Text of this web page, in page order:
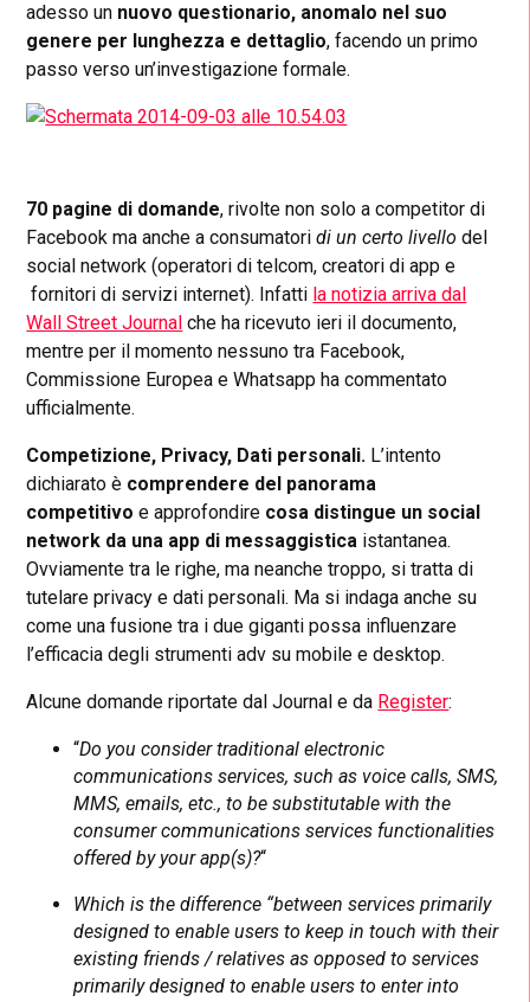
adesso un nuovo questionario, anomalo nel suo
genere per lunghezza e dettaglio, facendo un primo
passo verso un’investigazione formale.
70 pagine di domande, rivolte non solo a competitor di
Facebook ma anche a consumatoridi un certo livello del
social network (operatori di telcom, creatori di app e
fornitori di servizi internet). Infatti la notizia arriva dal
Wall Street Journal che ha ricevuto ieri il documento,
mentre per il momento nessuno tra Facebook,
Commissione Europea e Whatsapp ha commentato
ufficialmente.
Competizione, Privacy, Dati personali. L’intento
dichiarato è comprendere del panorama
competitivo e approfondire cosa distingue un social
network da una app di messaggistica istantanea.
Ovviamente tra le righe, ma neanche troppo, si tratta di
tutelare privacy e dati personali. Ma si indaga anche su
come una fusione tra i due giganti possa influenzare
l’efficacia degli strumenti adv su mobile e desktop.
Alcune domande riportate dal Journal e da Register:
“Do you consider traditional electronic
communications services, such as voice calls, SMS,
MMS, emails, etc., to be substitutable with the
consumer communications services functionalities
offered by your app(s)?“
Which is the difference “between services primarily
designed to enable users to keep in touch with their
existing friends / relatives as opposed to services
primarily designed to enable users to enter into